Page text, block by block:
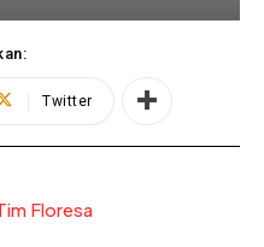
Twitter
Floresa